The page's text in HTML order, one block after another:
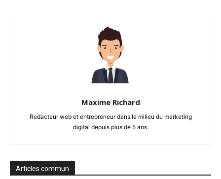
Maxime Richard
Redacteur web et entrepreneur dans le milieu du marketing
digital depuis plus de 5 ans.
Articles commun